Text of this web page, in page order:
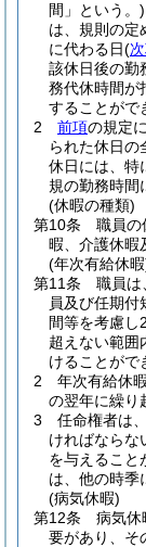
間」という。)
は、規則の定
に代わる日(
該休日後の勤
務代休時間が
することがで
2
前項の規定
られた休日の
休日には、特
規の勤務時間
(休暇の種類)
第10条
職員の
暇、介護休暇
(年次有給休
第11条
職員は
員及び任期付
間等を考慮し
超えない範囲
けることがで
2
年次有給休
の翌年に繰り
3
任命権者は
ければならな
を与えること
は、他の時季
(病気休暇)
第12条
病気休
要があり、そ